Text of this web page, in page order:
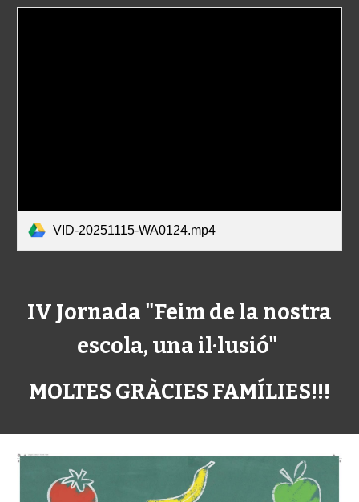
VID-20251115-WA0124.mp4
IV Jornada "Feim de la nostra
escola, una il·lusió"
MOLTES GRÀCIES FAMÍLIES!!!